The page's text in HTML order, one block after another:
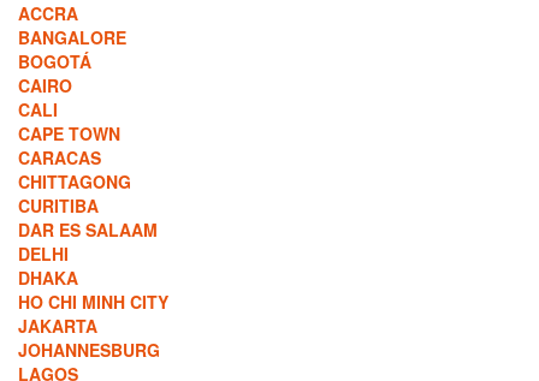
ACCRA
BANGALORE
BOGOTÁ
CAIRO
CALI
CAPE TOWN
CARACAS
CHITTAGONG
CURITIBA
DAR ES SALAAM
DELHI
DHAKA
HO CHI MINH CITY
JAKARTA
JOHANNESBURG
LAGOS